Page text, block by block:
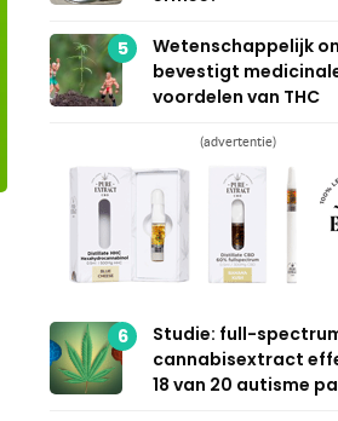
5
Wetenschappelijk
bevestigt
voordelen van THC
(advertentie)
6
Studie: full-
cannabisextract
18 van 20 autisme